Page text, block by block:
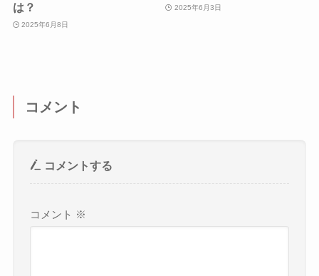
は？
2025年6月8日
2025年6月3日
コメント
コメントする
コメント ※